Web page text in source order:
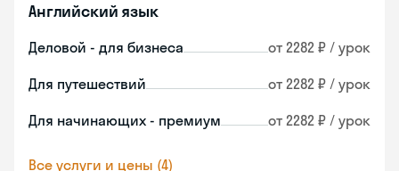
Английский язык
Деловой - для бизнеса от 2282 ₽ / урок
Для путешествий от 2282 ₽ / урок
Для начинающих - премиум от 2282 ₽ / урок
Все услуги и цены (4)